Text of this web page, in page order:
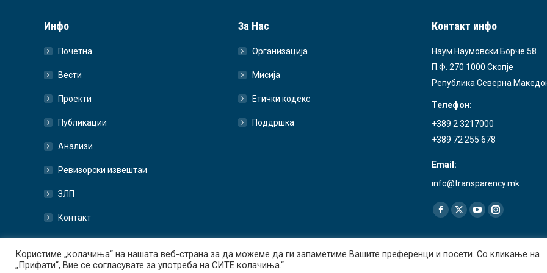
Инфо
Почетна
Вести
Проекти
Публикации
Анализи
Ревизорски извештаи
ЗЛП
Контакт
За Нас
Организација
Мисија
Етички кодекс
Поддршка
Контакт инфо
Наум Наумовски Борче 58
П.Ф. 270 1000 Скопје
Република Северна
Телефон:
+389 2 3217000
+389 72 255 678
Email:
info@transparency.mk
Find us on:
Facebook
X
opens
YouTube
opens
Instagram
Transparency International - Macedonia 2026. All rights reserved.
Користиме „колачиња“ на нашата веб-страна за да можеме да ги запаметиме Вашите преференци и посети. Со кликање на
„Прифати“, Вие се согласувате за употреба на СИТЕ колачиња.“